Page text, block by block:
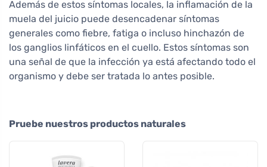
Además de estos síntomas locales, la inflamación de la
muela del juicio puede desencadenar síntomas
generales como fiebre, fatiga o incluso hinchazón de
los ganglios linfáticos en el cuello. Estos síntomas son
una señal de que la infección ya está afectando todo el
organismo y debe ser tratada lo antes posible.
Pruebe nuestros productos naturales